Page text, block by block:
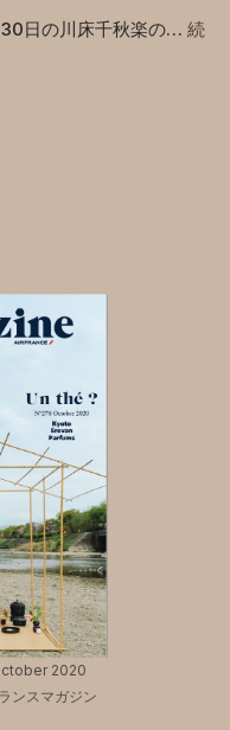
日の川床千秋楽の… 続
2020
ンスマガジン